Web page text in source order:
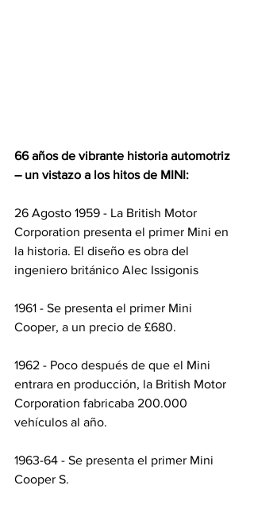
66 años de vibrante historia automotriz
– un vistazo a los hitos de MINI:
26 Agosto 1959 - La British Motor
Corporation presenta el primer Mini en
la historia. El diseño es obra del
ingeniero británico Alec Issigonis
1961 - Se presenta el primer Mini
Cooper, a un precio de £680.
1962 - Poco después de que el Mini
entrara en producción, la British Motor
Corporation fabricaba 200.000
vehículos al año.
1963-64 - Se presenta el primer Mini
Cooper S.